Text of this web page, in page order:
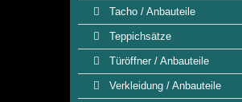
Tacho / Anbauteile
Teppichsätze
Türöffner / Anbauteile
Verkleidung / Anbauteile